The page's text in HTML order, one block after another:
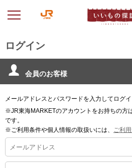
ログイン
会員のお客様
メールアドレスとパスワードを入力してログイ
※JR東海MARKETのアカウントをお持ちの方
です。
※ご利用条件や個人情報の取扱いには、 ご利